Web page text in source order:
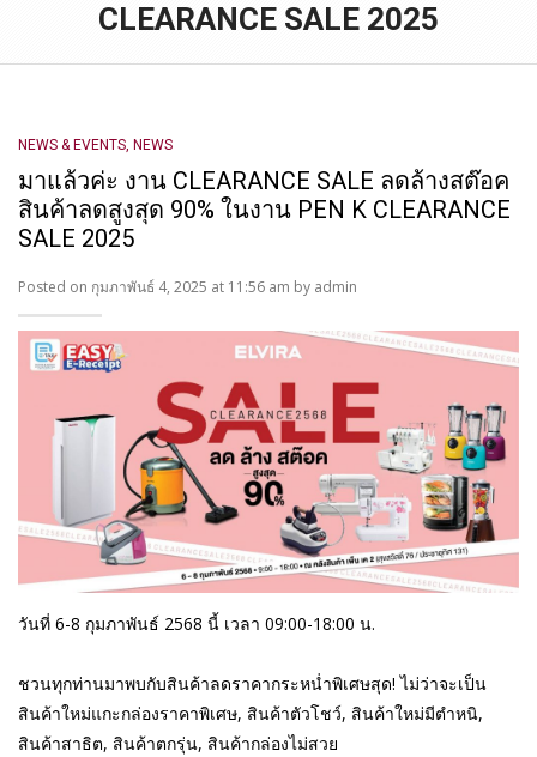
CLEARANCE SALE 2025
NEWS & EVENTS, NEWS
มาแล้วค่ะ งาน CLEARANCE SALE ลดล้างสต๊อค
สินค้าลดสูงสุด 90% ในงาน PEN K CLEARANCE
SALE 2025
Posted on กุมภาพันธ์ 4, 2025 at 11:56 am by admin
วันที่ 6-8 กุมภาพันธ์ 2568 นี้ เวลา 09:00-18:00 น.
ชวนทุกท่านมาพบกับสินค้าลดราคากระหน่ำพิเศษสุด! ไม่ว่าจะเป็น
สินค้าใหม่แกะกล่องราคาพิเศษ, สินค้าตัวโชว์, สินค้าใหม่มีตำหนิ,
สินค้าสาธิต, สินค้าตกรุ่น, สินค้ากล่องไม่สวย